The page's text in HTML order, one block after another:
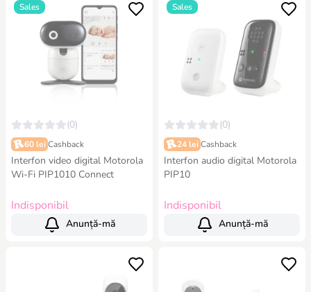
Sales
(0)
60 lei Cashback
Interfon video digital Motorola
Wi-Fi PIP1010 Connect
Indisponibil
Anunță-mă
Sales
(0)
24 lei Cashback
Interfon audio digital Motorola
PIP10
Indisponibil
Anunță-mă